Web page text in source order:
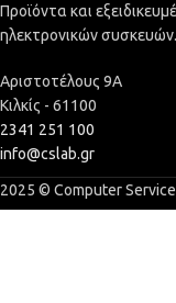
Προϊόντα και
ηλεκτρονικών συσκευών.
Αριστοτέλους 9Α
Κιλκίς - 61100
2341 251 100
info@cslab.gr
2025 © Computer